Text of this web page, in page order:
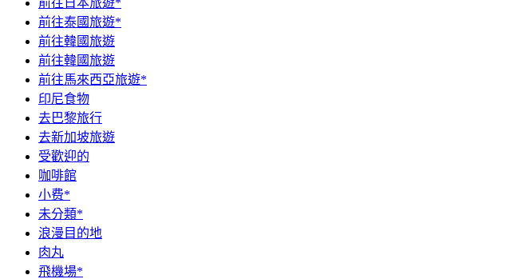
前往泰國旅遊*
前往韓國旅遊
前往韓國旅遊
前往馬來西亞旅遊*
印尼食物
去巴黎旅行
去新加坡旅遊
受歡迎的
咖啡館
小费*
未分類*
浪漫目的地
肉丸
飛機場*